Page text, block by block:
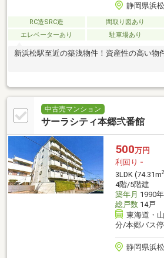
静岡県浜
RC造SRC造 間取り図あり
エレベーターあり
駐車場あり
新浜松駅至近の築浅物件！資産性の高い物
中古売マンション
サーラシティ本郷弐番館
500万円
利回り -
3LDK (74.31m2
4階/5階建
築年月 1990
総戸数14戸
東海道・
分/本郷バス
静岡県浜